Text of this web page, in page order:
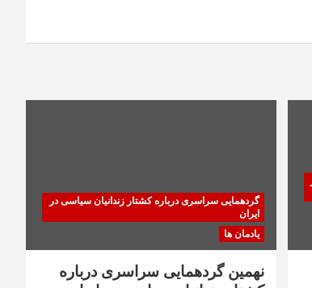
گردهمایی سراسری درباره کشتار زندانیان سیاسی در
ایران
یادمان ها
نهمین گردهمایی سراسری درباره